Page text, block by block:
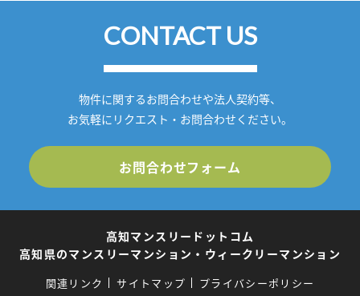
CONTACT US
物件に関するお問合わせや法人契約等、
お気軽にリクエスト・お問合わせください。
お問合わせフォーム
高知マンスリードットコム
高知県のマンスリーマンション・ウィークリーマンション
関連リンク サイトマップ プライバシーポリシー